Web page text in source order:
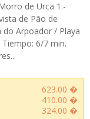
de Urca 1.-
de Pão de
do Arpoador / Playa
6/7 min.
623.00 �
410.00 �
324.00 �